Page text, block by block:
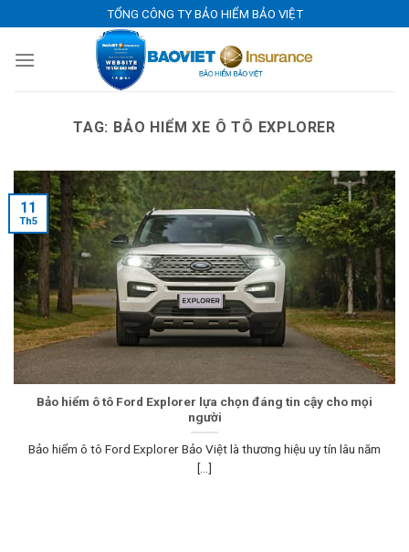
to
content
TỔNG CÔNG TY BẢO HIỂM BẢO VIỆT
TAG: BẢO HIỂM XE Ô TÔ EXPLORER
Bảo hiểm ô tô Ford Explorer lựa chọn đáng tin cậy cho mọi
người
Bảo hiểm ô tô Ford Explorer Bảo Việt là thương hiệu uy tín lâu năm
[...]
11
Th5